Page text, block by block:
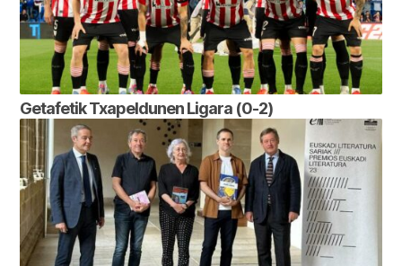
Getafetik Txapeldunen Ligara (0-2)